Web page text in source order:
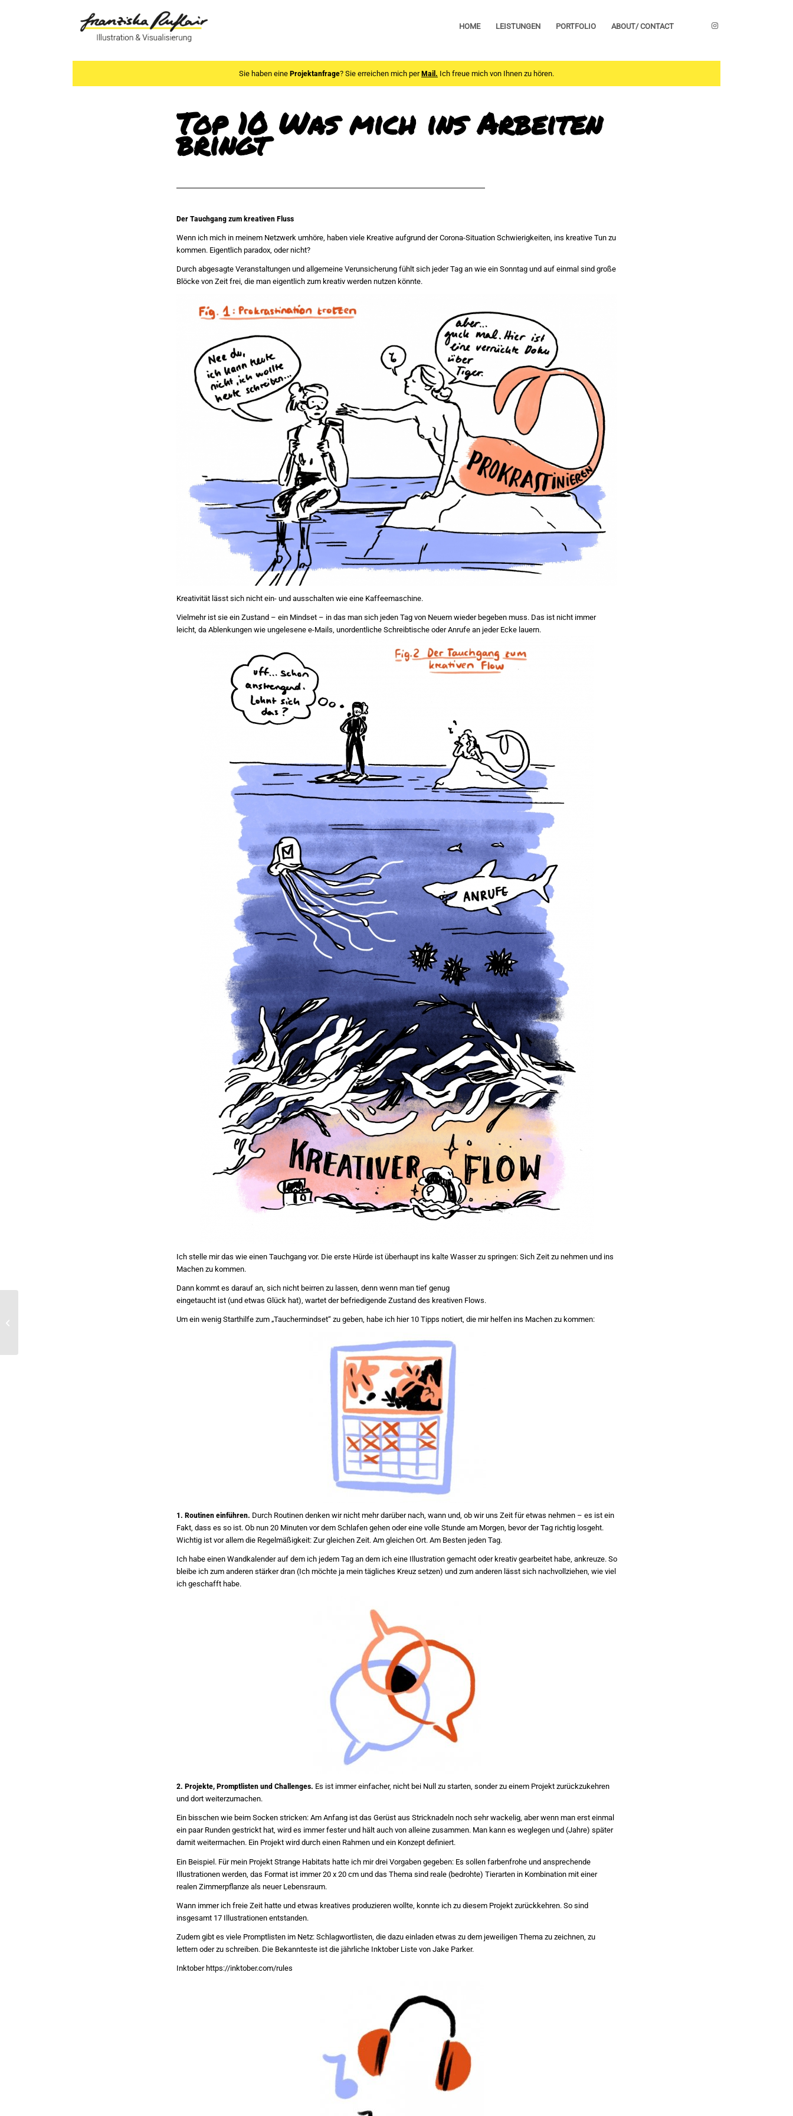
HOME LEISTUNGEN PORTFOLIO ABOUT/ CONTACT
Sie haben eine Projektanfrage? Sie erreichen mich perMail. Ich freue mich von Ihnen zu hören.
Top 10 Was mich ins Arbeiten
bringt
Der Tauchgang zum kreativen Fluss
Wenn ich mich in meinem Netzwerk umhöre, haben viele Kreative aufgrund der Corona-Situation Schwierigkeiten, ins kreative Tun zu
kommen. Eigentlich paradox, oder nicht?
Durch abgesagte Veranstaltungen und allgemeine Verunsicherung fühlt sich jeder Tag an wie ein Sonntag und auf einmal sind große
Blöcke von Zeit frei, die man eigentlich zum kreativ werden nutzen könnte.
Kreativität lässt sich nicht ein- und ausschalten wie eine Kaffeemaschine.
Vielmehr ist sie ein Zustand – ein Mindset – in das man sich jeden Tag von Neuem wieder begeben muss. Das ist nicht immer
leicht, da Ablenkungen wie ungelesene e-Mails, unordentliche Schreibtische oder Anrufe an jeder Ecke lauern.
Ich stelle mir das wie einen Tauchgang vor. Die erste Hürde ist überhaupt ins kalte Wasser zu springen: Sich Zeit zu nehmen und ins
Machen zu kommen.
Dann kommt es darauf an, sich nicht beirren zu lassen, denn wenn man tief genug
eingetaucht ist (und etwas Glück hat), wartet der befriedigende Zustand des kreativen Flows.
Um ein wenig Starthilfe zum „Tauchermindset“ zu geben, habe ich hier 10 Tipps notiert, die mir helfen ins Machen zu kommen:
1. Routinen einführen. Durch Routinen denken wir nicht mehr darüber nach, wann und, ob wir uns Zeit für etwas nehmen – es ist ein
Fakt, dass es so ist. Ob nun 20 Minuten vor dem Schlafen gehen oder eine volle Stunde am Morgen, bevor der Tag richtig losgeht.
Wichtig ist vor allem die Regelmäßigkeit: Zur gleichen Zeit. Am gleichen Ort. Am Besten jeden Tag.
Ich habe einen Wandkalender auf dem ich jedem Tag an dem ich eine Illustration gemacht oder kreativ gearbeitet habe, ankreuze. So
bleibe ich zum anderen stärker dran (Ich möchte ja mein tägliches Kreuz setzen) und zum anderen lässt sich nachvollziehen, wie viel
ich geschafft habe.
2. Projekte, Promptlisten und Challenges. Es ist immer einfacher, nicht bei Null zu starten, sonder zu einem Projekt zurückzukehren
und dort weiterzumachen.
Ein bisschen wie beim Socken stricken: Am Anfang ist das Gerüst aus Stricknadeln noch sehr wackelig, aber wenn man erst einmal
ein paar Runden gestrickt hat, wird es immer fester und hält auch von alleine zusammen. Man kann es weglegen und (Jahre) später
damit weitermachen. Ein Projekt wird durch einen Rahmen und ein Konzept definiert.
Ein Beispiel. Für mein Projekt Strange Habitats hatte ich mir drei Vorgaben gegeben: Es sollen farbenfrohe und ansprechende
Illustrationen werden, das Format ist immer 20 x 20 cm und das Thema sind reale (bedrohte) Tierarten in Kombination mit einer
realen Zimmerpflanze als neuer Lebensraum.
Wann immer ich freie Zeit hatte und etwas kreatives produzieren wollte, konnte ich zu diesem Projekt zurückkehren. So sind
insgesamt 17 Illustrationen entstanden.
Zudem gibt es viele Promptlisten im Netz: Schlagwortlisten, die dazu einladen etwas zu dem jeweiligen Thema zu zeichnen, zu
lettern oder zu schreiben. Die Bekannteste ist die jährliche Inktober Liste von Jake Parker.
Inktober https://inktober.com/rules